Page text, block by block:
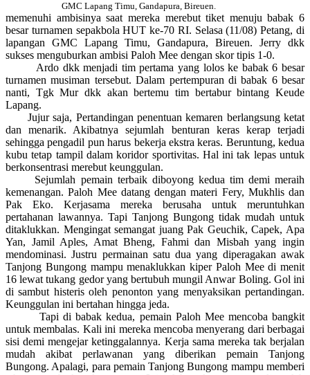
GMC Lapang Timu, Gandapura, Bireuen.
memenuhi ambisinya saat mereka merebut tiket menuju babak 6
besar turnamen sepakbola HUT ke-70 RI. Selasa (11/08) Petang, di
lapangan GMC Lapang Timu, Gandapura, Bireuen. Jerry dkk
sukses menguburkan ambisi Paloh Mee dengan skor tipis 1-0.
Ardo dkk menjadi tim pertama yang lolos ke babak 6 besar
turnamen musiman tersebut. Dalam pertempuran di babak 6 besar
nanti, Tgk Mur dkk akan bertemu tim bertabur bintang Keude
Lapang.
Jujur saja, Pertandingan penentuan kemaren berlangsung ketat
dan menarik. Akibatnya sejumlah benturan keras kerap terjadi
sehingga pengadil pun harus bekerja ekstra keras. Beruntung, kedua
kubu tetap tampil dalam koridor sportivitas. Hal ini tak lepas untuk
berkonsentrasi merebut keunggulan.
Sejumlah pemain terbaik diboyong kedua tim demi meraih
kemenangan. Paloh Mee datang dengan materi Fery, Mukhlis dan
Pak Eko. Kerjasama mereka berusaha untuk meruntuhkan
pertahanan lawannya. Tapi Tanjong Bungong tidak mudah untuk
ditaklukkan. Mengingat semangat juang Pak Geuchik, Capek, Apa
Yan, Jamil Aples, Amat Bheng, Fahmi dan Misbah yang ingin
mendominasi. Justru permainan satu dua yang diperagakan awak
Tanjong Bungong mampu menaklukkan kiper Paloh Mee di menit
16 lewat tukang gedor yang bertubuh mungil Anwar Boling. Gol ini
di sambut histeris oleh penonton yang menyaksikan pertandingan.
Keunggulan ini bertahan hingga jeda.
Tapi di babak kedua, pemain Paloh Mee mencoba bangkit
untuk membalas. Kali ini mereka mencoba menyerang dari berbagai
sisi demi mengejar ketinggalannya. Kerja sama mereka tak berjalan
mudah akibat perlawanan yang diberikan pemain Tanjong
Bungong. Apalagi, para pemain Tanjong Bungong mampu memberi